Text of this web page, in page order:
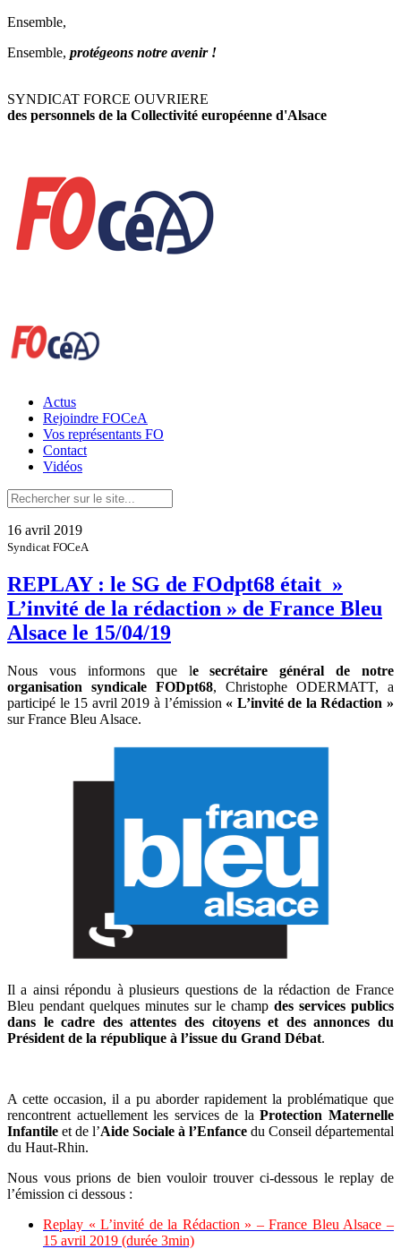
Ensemble,
Ensemble, protégeons notre avenir !
SYNDICAT FORCE OUVRIERE
des personnels de la Collectivité européenne d'Alsace
Actus
Rejoindre FOCeA
Vos représentants FO
Contact
Vidéos
16 avril 2019
Syndicat FOCeA
REPLAY : le SG de FOdpt68 était »
L’invité de la rédaction » de France Bleu
Alsace le 15/04/19
Nous vous informons que le secrétaire général de notre
organisation syndicale FODpt68, Christophe ODERMATT, a
participé le 15 avril 2019 à l’émission « L’invité de la Rédaction »
sur France Bleu Alsace.
Il a ainsi répondu à plusieurs questions de la rédaction de France
Bleu pendant quelques minutes sur le champdes services publics
dans le cadre des attentes des citoyens et des annonces du
Président de la république à l’issue du Grand Débat.
A cette occasion, il a pu aborder rapidement la problématique que
rencontrent actuellement les services de laProtection Maternelle
Infantile et de l’Aide Sociale à l’Enfance du Conseil départemental
du Haut-Rhin.
Nous vous prions de bien vouloir trouver ci-dessous le replay de
l’émission ci dessous :
Replay « L’invité de la Rédaction » – France Bleu Alsace –
15 avril 2019 (durée 3min)